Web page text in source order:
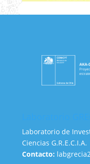
Laboratorio de
Ciencias G.R.E.C.I.A.
Contacto: